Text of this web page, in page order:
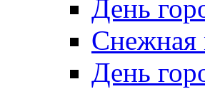
День
Снежная
День